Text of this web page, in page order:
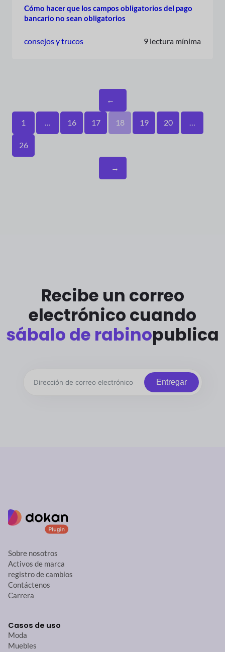
Cómo hacer que los campos obligatorios del pago
bancario no sean obligatorios
consejos y trucos 9 lectura mínima
←
1 … 16 17 18 19 20 …
26
→
Recibe un correo
electrónico cuando
sábalo de rabinopublica
Entregar
Sobre nosotros
Activos de marca
registro de cambios
Contáctenos
Carrera
Casos de uso
Moda
Muebles